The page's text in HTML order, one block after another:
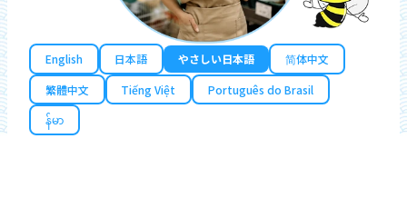
English 日本語 やさしい日本語
简体中文
繁體中文
Tiếng Việt
Português do Brasil
န်မာ